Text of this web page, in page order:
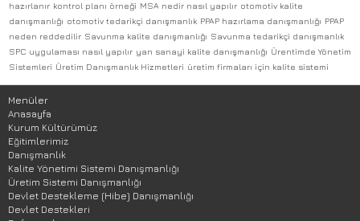
hazırlanır kontrol planı örneği MSA nedir nasıl yapılır otomotiv kalite
danışmanlığı otomotiv tedarikçi danışmanlık PPAP hazırlama danışmanlığı PPAP
neden reddedilir Savunma kalite danışmanlığı Savunma tedarikçi danışmanlık
SPC uygulaması nasıl yapılır yan sanayi kalite danışmanlığı Ürentimde Yönetim
Sistemleri Üretim Danışmanlık Hizmetleri üretim firmaları için kalite sistemi
Menüler
Anasayfa
Kurum Kültürümüz
Eğitimlerimiz
Danışmanlık
Kalite Yönetimi Sistemi Danışmanlığı
Üretim Sistemi Danışmanlığı
Devlet Destekleme (Hibe) Danışmanlığı
Devlet Destekleri